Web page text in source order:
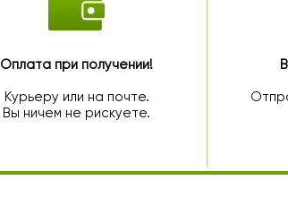
Оплата при получении!
Курьеру или на почте.
Вы ничем не рискуете.